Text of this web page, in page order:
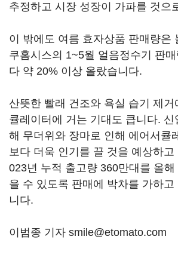
추정하고 시장 성장이 가파를 것으
이 밖에도 여름 효자상품 판매량은
쿠홈시스의 1~5월 얼음정수기 판
다 약 20% 이상 올랐습니다.
산뜻한 빨래 건조와 욕실 습기 제거
큘레이터에 거는 기대도 큽니다. 신
해 무더위와 장마로 인해 에어서큘
보다 더욱 인기를 끌 것을 예상하
023년 누적 출고량 360만대를 올해
을 수 있도록 판매에 박차를 가하고
니다.
이범종 기자 smile@etomato.com